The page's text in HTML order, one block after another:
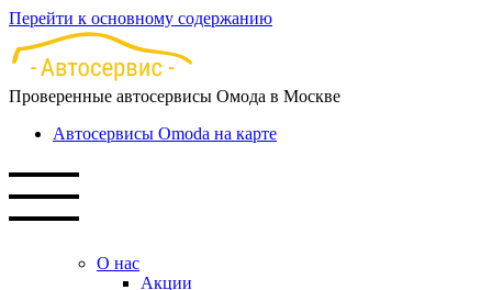
Перейти к основному содержанию
Проверенные автосервисы Омода в Москве
Автосервисы Omoda на карте
О нас
Акции